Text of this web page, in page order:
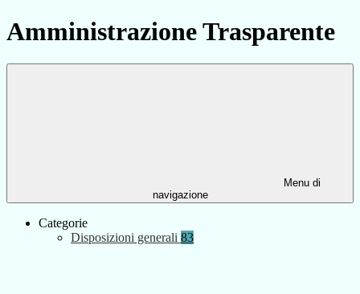
Amministrazione Trasparente
Menu di
navigazione
Categorie
Disposizioni generali 83